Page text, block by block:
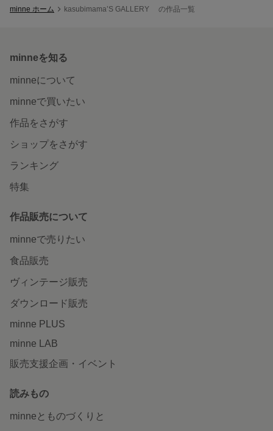
minne ホーム kasubimama’S GALLERY の作品一覧
minneを知る
minneについて
minneで買いたい
作品をさがす
ショップをさがす
ランキング
特集
作品販売について
minneで売りたい
食品販売
ヴィンテージ販売
ダウンロード販売
minne PLUS
minne LAB
販売支援企画・イベント
読みもの
minneとものづくりと